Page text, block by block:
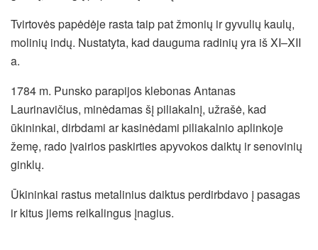
Tvirtovės papėdėje rasta taip pat žmonių ir gyvulių kaulų,
molinių indų. Nustatyta, kad dauguma radinių yra iš XI–XII
a.
1784 m. Punsko parapijos klebonas Antanas
Laurinavičius, minėdamas šį piliakalnį, užrašė, kad
ūkininkai, dirbdami ar kasinėdami piliakalnio aplinkoje
žemę, rado įvairios paskirties apyvokos daiktų ir senovinių
ginklų.
Ūkininkai rastus metalinius daiktus perdirbdavo į pasagas
ir kitus jiems reikalingus įnagius.